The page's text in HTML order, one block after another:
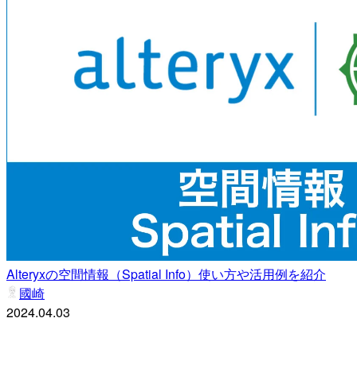
Alteryxの空間情報（Spatial Info）使い方や活用例を紹介
國崎
2024.04.03